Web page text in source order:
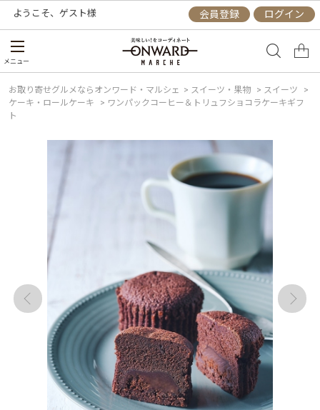
ようこそ、 ゲスト様 会員登録 ログイン
メニュー
お取り寄せグルメならオンワード・マルシェ > スイーツ・果物 > スイーツ
>
ケーキ・ロールケーキ
> ワンパックコーヒー＆トリュフショコラケーキギフ
ト